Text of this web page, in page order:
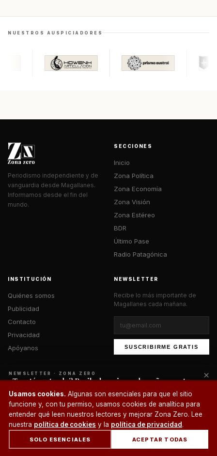
NUESTROS AUSPICIADORES
Periodismo independiente y de
vanguardia desde Magallanes.
Informamos desde el fin del
mundo.
SECCIONES
Inicio
Zona Política
Zona Economía
Zona Visión
Zona Estéreo
BDR
Último Pase
Radio Patagónica
INSTITUCIÓN
Quiénes somos
Publicidad
Contacto
Privacidad
Apóyanos
NEWSLETTER
Recibe lo más importante de
Magallanes cada mañana.
SUSCRIBIRME GRATIS
© 2026 Zona Zero Media. Todos los derechos reservados.
Usamos cookies. Algunas son esenciales para que el sitio
funcione y, con tu permiso, usamos cookies de analítica para
entender qué leen nuestros lectores y mejorar Zona Zero. Lee
nuestra política de cookies y la política de privacidad.
SOLO ESENCIALES ACEPTAR TODAS
¿Un café?
INICIO SECCIONES BUSCAR CUENTA
NEWSLETTER · ZONA ZERO
¿Te está gustando? Recibe lo mejor cada mañana en tu
correo.
SUSCRIBIRME
×